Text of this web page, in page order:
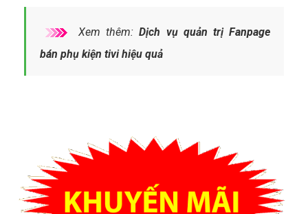
Xem thêm:Dịch vụ quản trị Fanpage
bán phụ kiện tivi hiệu quả